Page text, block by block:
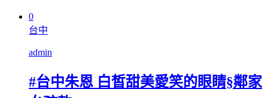
0
台中
admin
#台中朱恩 白皙甜美愛笑的眼睛§鄰家